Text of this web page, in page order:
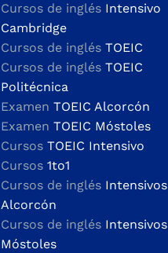
Cursos de inglés Intensivo
Cambridge
Cursos de inglés TOEIC
Cursos de inglés TOEIC
Politécnica
Examen TOEIC Alcorcón
Examen TOEIC Móstoles
Cursos TOEIC Intensivo
Cursos 1to1
Cursos de inglés Intensivos
Alcorcón
Cursos de inglés Intensivos
Móstoles